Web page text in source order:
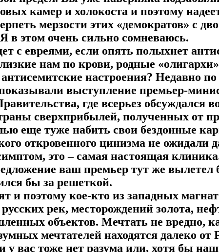
камер и холокоста и поэтому
мерзости этих «демократов» с
в этом очень сильно сомневаюсь.
с евреями, если опять полыхнет
нам по крови, родные
настроения? Недавно по
выступление премьер-
где всерьез обсуждался
сверхприбылей, полученных от
еще туже набить свои бездонные
откровенного цинизма не ожидали
это – самая настоящая
ваш премьер тут же вылетел
бы за решеткой.
и поэтому кое-кто из западных
рек, месторождений золота,
объектов. Мечтать не вредно,
мечтателей находятся далеко
вас тоже нет разума или, хотя бы